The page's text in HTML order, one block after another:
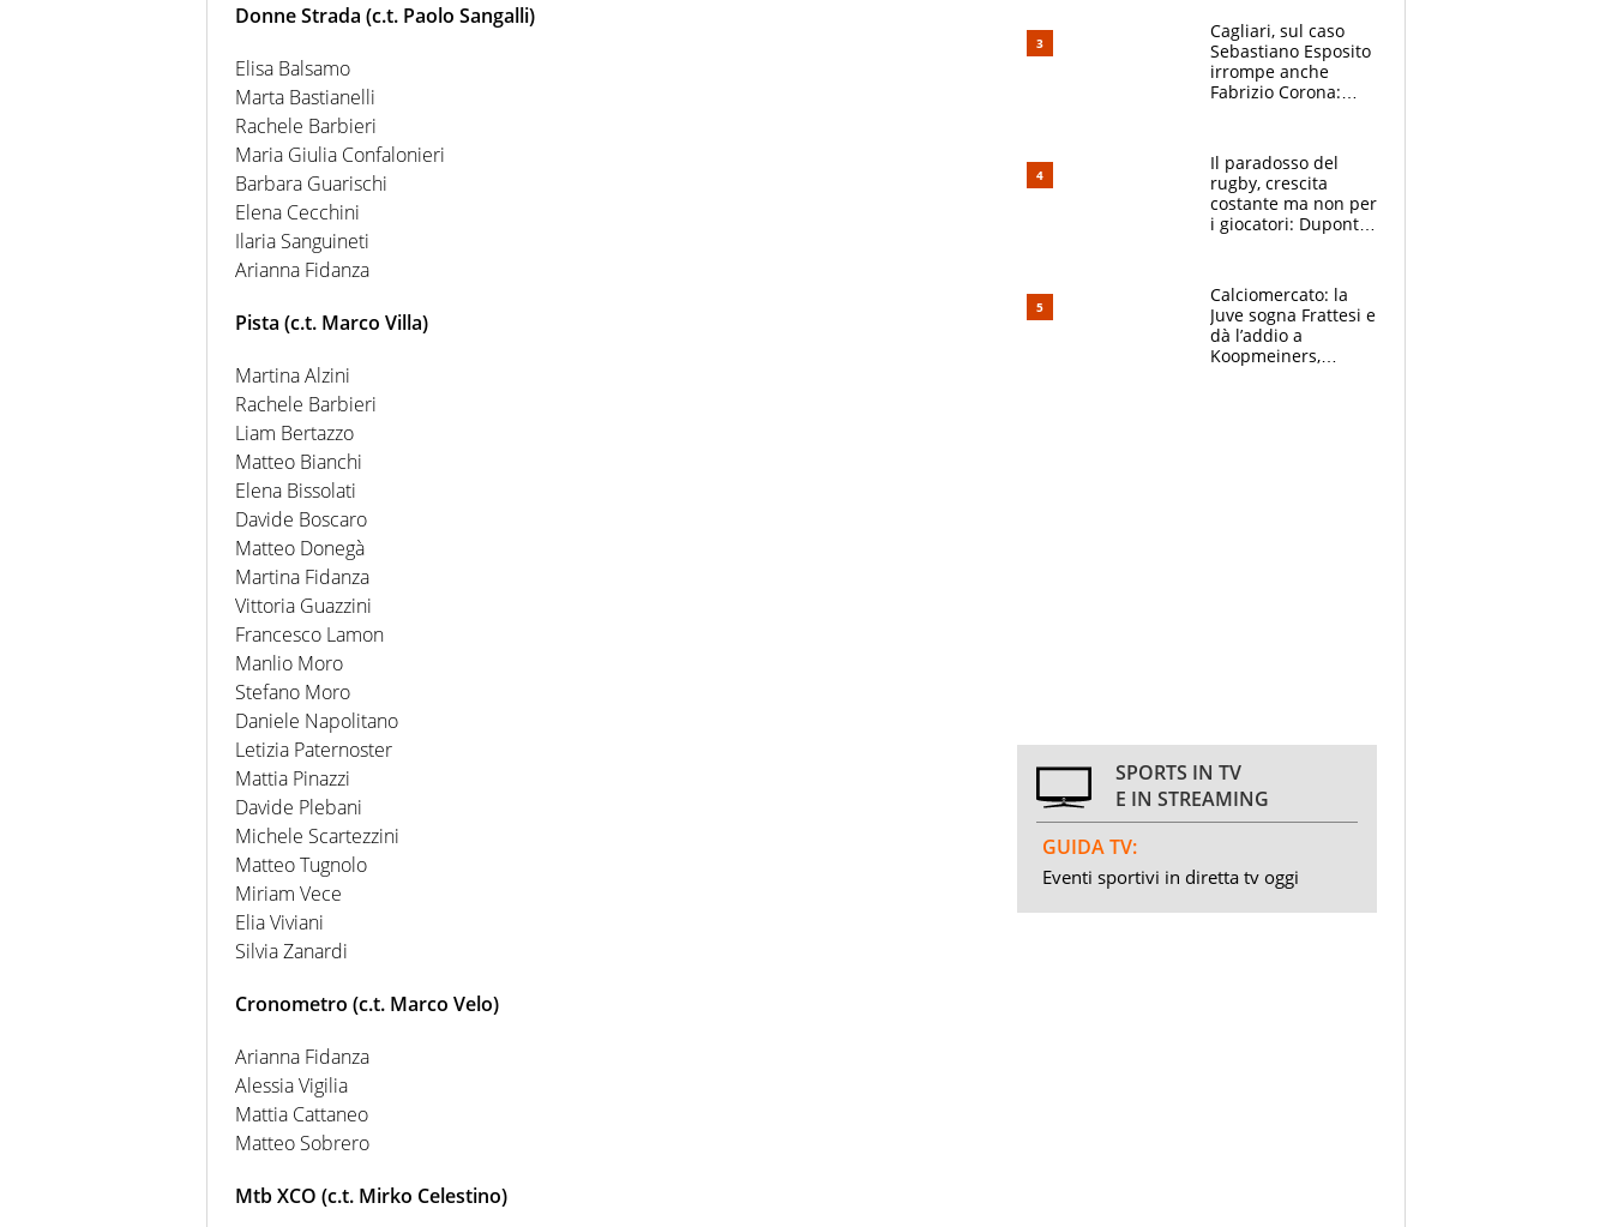
Donne Strada (c.t. Paolo Sangalli)
Elisa Balsamo
Marta Bastianelli
Rachele Barbieri
Maria Giulia Confalonieri
Barbara Guarischi
Elena Cecchini
Ilaria Sanguineti
Arianna Fidanza
Pista (c.t. Marco Villa)
Martina Alzini
Rachele Barbieri
Liam Bertazzo
Matteo Bianchi
Elena Bissolati
Davide Boscaro
Matteo Donegà
Martina Fidanza
Vittoria Guazzini
Francesco Lamon
Manlio Moro
Stefano Moro
Daniele Napolitano
Letizia Paternoster
Mattia Pinazzi
Davide Plebani
Michele Scartezzini
Matteo Tugnolo
Miriam Vece
Elia Viviani
Silvia Zanardi
Cronometro (c.t. Marco Velo)
Arianna Fidanza
Alessia Vigilia
Mattia Cattaneo
Matteo Sobrero
Mtb XCO (c.t. Mirko Celestino)
Cagliari, sul caso
Sebastiano Esposito
irrompe anche
Fabrizio Corona:
prove”
Il paradosso del
rugby, crescita
costante ma non per
i giocatori: Dupont
solo 1,4 milioni
all'anno
Calciomercato: la
Juve sogna Frattesi e
dà l’addio a
Koopmeiners,
SPORTS IN TV
E IN STREAMING
GUIDA TV:
Eventi sportivi in diretta tv oggi